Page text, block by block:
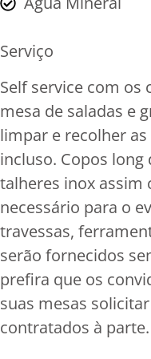
Serviço
Self service com os
mesa de saladas e
limpar e recolher
incluso. Copos
talheres inox
necessário para o
travessas,
serão fornecidos
prefira que os
suas mesas
contratados à parte.